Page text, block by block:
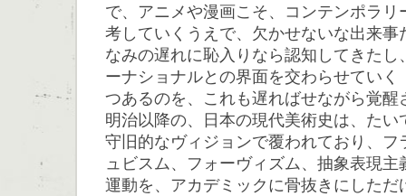
で、アニメや漫画こそ、コンテンポラリ
考していくうえで、欠かせないな出来事
なみの遅れに恥入りなら認知してきたし
ーナショナルとの界面を交わらせていく
つあるのを、これも遅ればせながら覚醒
明治以降の、日本の現代美術史は、たい
守旧的なヴィジョンで覆われており、フ
ュビスム、フォーヴィズム、抽象表現
運動を、アカデミックに骨抜きにしただ